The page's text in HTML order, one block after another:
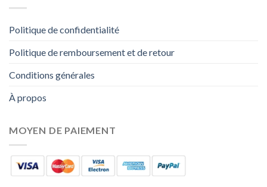
Politique de confidentialité
Politique de remboursement et de retour
Conditions générales
À propos
MOYEN DE PAIEMENT